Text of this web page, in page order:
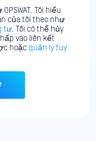
Tôi hiểu
của tôi theo như
tư. Tôi có thể hủy
vào liên kết
hoặc quản lý tùy